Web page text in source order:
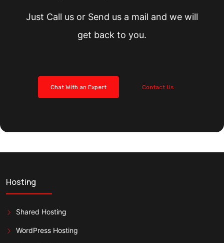
Just Call us or Send us a mail and we will
get back to you.
Chat With an Expert Contact Us
Hosting
Shared Hosting
WordPress Hosting